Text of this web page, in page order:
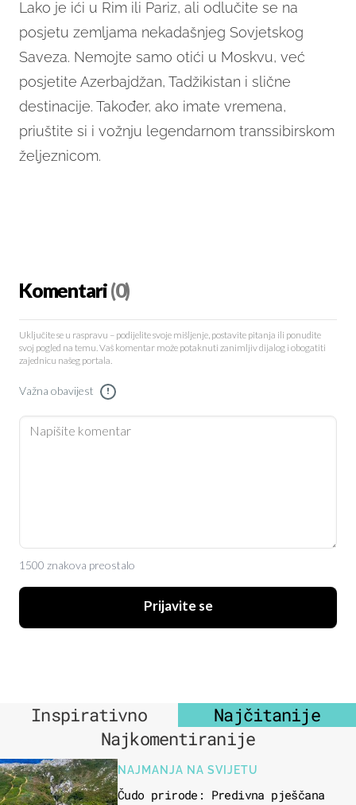
Lako je ići u Rim ili Pariz, ali odlučite se na
posjetu zemljama nekadašnjeg Sovjetskog
Saveza. Nemojte samo otići u Moskvu, već
posjetite Azerbajdžan, Tadžikistan i slične
destinacije. Također, ako imate vremena,
priuštite si i vožnju legendarnom transsibirskom
željeznicom.
Komentari(0)
Uključite se u raspravu – podijelite svoje mišljenje, postavite pitanja ili ponudite
svoj pogled na temu. Vaš komentar može potaknuti zanimljiv dijalog i obogatiti
zajednicu našeg portala.
Važna obavijest !
1500 znakova preostalo
Prijavite se
Inspirativno
Najčitanije
Najkomentiranije
NAJMANJA NA SVIJETU
Čudo prirode: Predivna pješčana